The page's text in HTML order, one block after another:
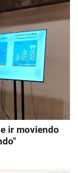
ir moviendo